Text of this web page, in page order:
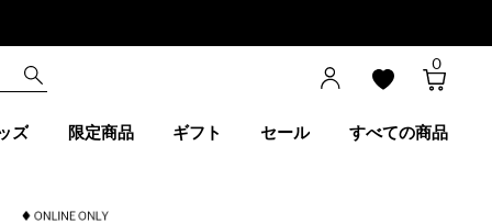
0
ズ 限定商品 ギフト セール すべての商品